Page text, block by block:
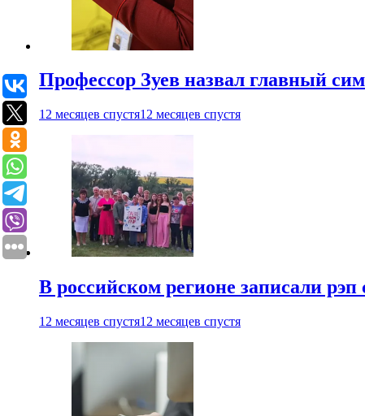
Профессор Зуев назвал главный
12 месяцев спустя12 месяцев спустя
В российском регионе записали
12 месяцев спустя12 месяцев спустя